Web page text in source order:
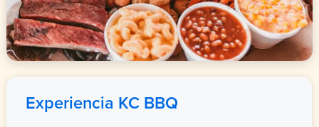
Experiencia KC BBQ